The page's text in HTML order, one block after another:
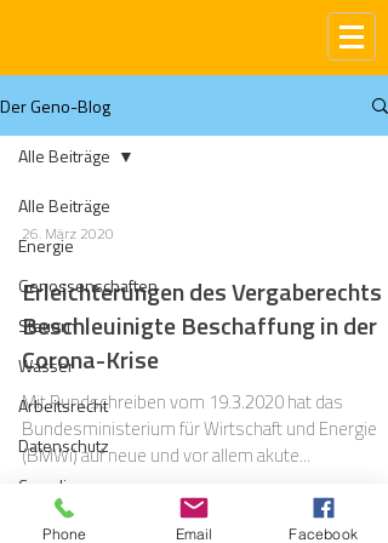
Der Geno-Blog
Alle Beiträge
Energie
Genossenschaften
Steuern
Wasser
Arbeitsrecht
Datenschutz
Compliance
Gas
Alle Beiträge
26. März 2020
Erleichterungen des Vergaberechts -
Beschleuinigte Beschaffung in der
Corona-Krise
Mit Rundschreiben vom 19.3.2020 hat das
Bundesministerium für Wirtschaft und Energie
(BMWi) auf neue und vor allem akute...
Phone Email Facebook